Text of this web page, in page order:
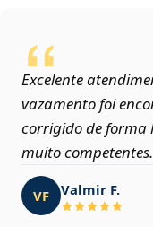
Excelente
vazamento foi
corrigido de forma
muito competentes.
VF Valmir F.